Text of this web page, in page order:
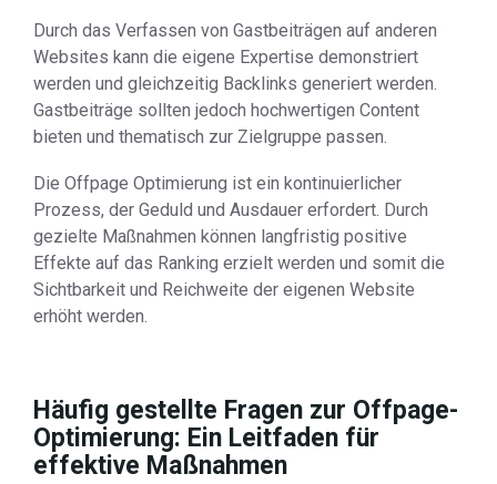
Durch das Verfassen von Gastbeiträgen auf anderen
Websites kann die eigene Expertise demonstriert
werden und gleichzeitig Backlinks generiert werden.
Gastbeiträge sollten jedoch hochwertigen Content
bieten und thematisch zur Zielgruppe passen.
Die Offpage Optimierung ist ein kontinuierlicher
Prozess, der Geduld und Ausdauer erfordert. Durch
gezielte Maßnahmen können langfristig positive
Effekte auf das Ranking erzielt werden und somit die
Sichtbarkeit und Reichweite der eigenen Website
erhöht werden.
Häufig gestellte Fragen zur Offpage-
Optimierung: Ein Leitfaden für
effektive Maßnahmen